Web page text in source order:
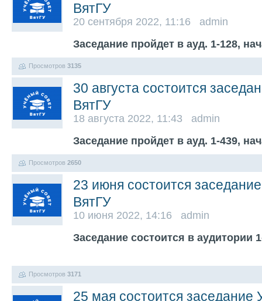
ВятГУ
20 сентября 2022, 11:16 admin
Заседание пройдет в ауд. 1-128,
Просмотров 3135
30 августа состоится
ВятГУ
18 августа 2022, 11:43 admin
Заседание пройдет в ауд. 1-439,
Просмотров 2650
23 июня состоится
ВятГУ
10 июня 2022, 14:16 admin
Заседание состоится в аудитории
Просмотров 3171
25 мая состоится заседание